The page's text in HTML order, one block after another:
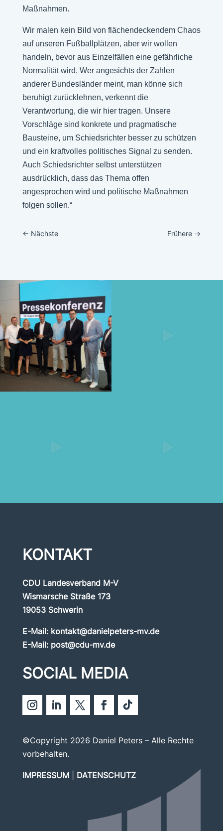
Maßnahmen.
Wir malen kein Bild von flächendeckendem Chaos
auf unseren Fußballplätzen, aber wir wollen
handeln, bevor aus Einzelfällen eine gefährliche
Normalität wird. Wer angesichts der Zahlen
anderer Bundesländer meint, man könne sich
beruhigt zurücklehnen, verkennt die
Verantwortung, die wir hier tragen. Unsere
Vorschläge sind konkrete und pragmatische
Bausteine, um Schiedsrichter besser zu schützen
und ein kraftvolles politisches Signal zu senden.
Auch Schiedsrichter selbst unterstützen
ausdrücklich, dass das Thema offen
angesprochen wird und politische Maßnahmen
folgen sollen.“
← Nächste Frühere →
KONTAKT
CDU Landesverband M-V
Wismarsche Straße 173
19053 Schwerin
E-Mail: kontakt@danielpeters-mv.de
E-Mail: post@cdu-mv.de
SOCIAL MEDIA
©Copyright 2026 Daniel Peters – Alle Rechte
vorbehalten.
IMPRESSUM| DATENSCHUTZ